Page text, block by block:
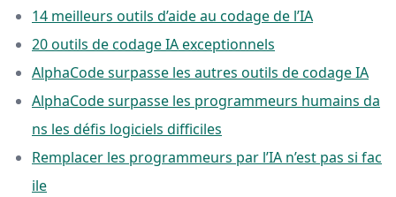
14 meilleurs outils d’aide au codage de l’IA
20 outils de codage IA exceptionnels
AlphaCode surpasse les autres outils de codage IA
AlphaCode surpasse les programmeurs humains da
ns les défis logiciels difficiles
Remplacer les programmeurs par l’IA n’est pas si fac
ile